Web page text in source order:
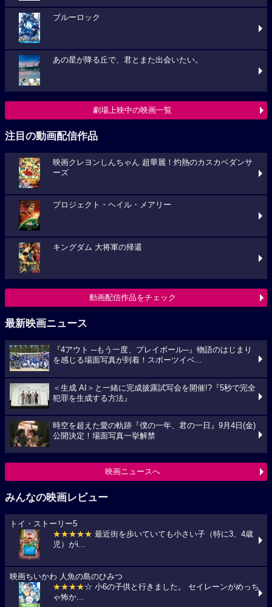
ブルーロック
あの星が降る丘で、君とまた出会いたい。
劇場上映中の映画一覧
注目の動画配信作品
映画クレヨンしんちゃん 超華麗！灼熱のカスカベダンサ
ーズ
プロジェクト・ヘイル・メアリー
キングダム 大将軍の帰還
動画配信作品をチェック
最新映画ニュース
『4アウト ─もう一度、プレイボール─』物語のはじまり
を感じる場面写真が到着！スポーツイベ...
＜生成 AI＞と一緒に完成披露試写会を開催!?『5秒で完全
犯罪を生成する方法』
時空を超えた愛の軌跡『僕の一年、君の一日』9月4日(金)
公開決定！場面写真一挙解禁
映画ニュースへ
みんなの映画レビュー
トイ・ストーリー5
★★★★★ 最近街を歩いていても小さい子（特に3、4歳
児）がi...
映画ちいかわ 人魚の島のひみつ
★★★★☆ 小6の子供と行きました。 セイレーンがめっち
ゃ怖か...